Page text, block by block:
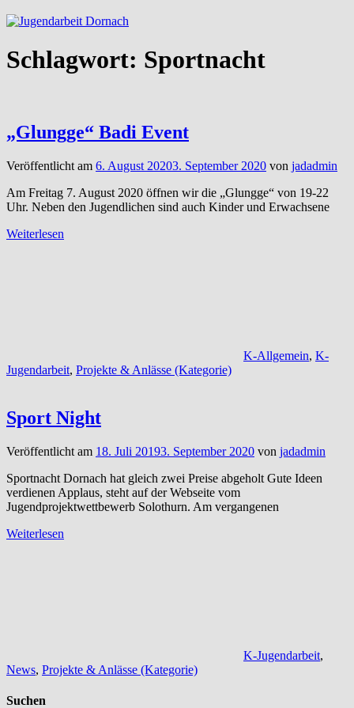
Schlagwort: Sportnacht
„Glungge“ Badi Event
Veröffentlicht am 6. August 20203. September 2020 von jadadmin
Am Freitag 7. August 2020 öffnen wir die „Glungge“ von 19-22
Uhr. Neben den Jugendlichen sind auch Kinder und Erwachsene
Weiterlesen
K-Allgemein, K-
Jugendarbeit, Projekte & Anlässe (Kategorie)
Sport Night
Veröffentlicht am 18. Juli 20193. September 2020 von jadadmin
Sportnacht Dornach hat gleich zwei Preise abgeholt Gute Ideen
verdienen Applaus, steht auf der Webseite vom
Jugendprojektwettbewerb Solothurn. Am vergangenen
Weiterlesen
K-Jugendarbeit,
News, Projekte & Anlässe (Kategorie)
Suchen